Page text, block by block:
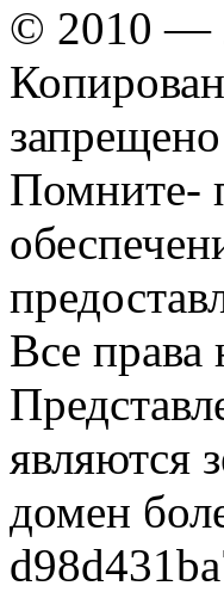
© 2010 —
Помните-
Все права
являются
домен